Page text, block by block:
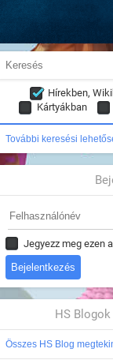
Hírekben,
Kártyákban
További keresési
Jegyezz meg ezen
HS
Összes HS Blog